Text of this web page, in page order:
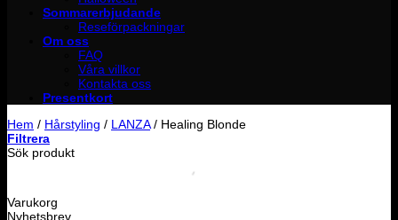
Sommarerbjudande
Reseförpackningar
Om oss
FAQ
Våra villkor
Kontakta oss
Presentkort
Hem / Hårstyling / LANZA / Healing Blonde
Filtrera
Sök produkt
Varukorg
Nyhetsbrev